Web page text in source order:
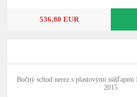
536,80 EUR
Bočný schod nerez s plastovými
2015